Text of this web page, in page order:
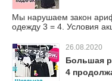
Мы нарушаем закон
одежду 3 = 4. Условия
26.08.2020
Большая
4